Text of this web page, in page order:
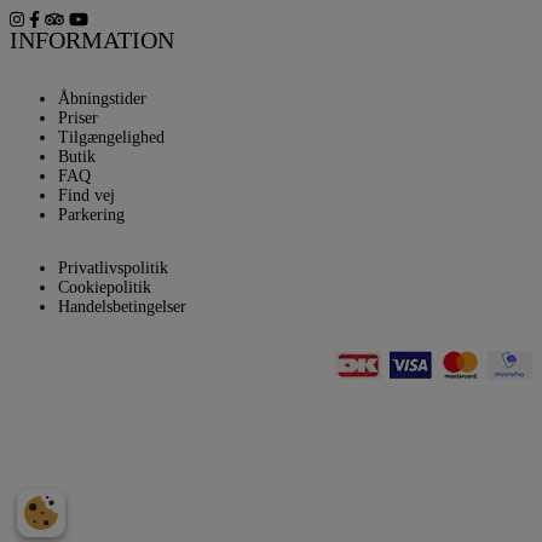
INFORMATION
Åbningstider
Priser
Tilgængelighed
Butik
FAQ
Find vej
Parkering
Privatlivspolitik
Cookiepolitik
Handelsbetingelser